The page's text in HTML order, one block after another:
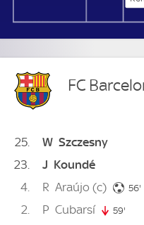
FC
25 W Szczesny
23
J Koundé
4
R Araújo (c) 56'
2 P Cubarsí 59'